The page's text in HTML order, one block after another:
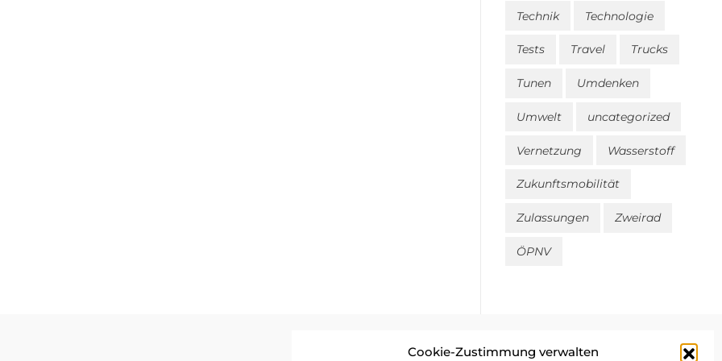
Cookie-Zustimmung verwalten
Technik Technologie
Tests Travel Trucks
Tunen Umdenken
Umwelt uncategorized
Vernetzung Wasserstoff
Zukunftsmobilität
Zulassungen Zweirad
ÖPNV